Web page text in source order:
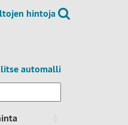
hintoja
automalli